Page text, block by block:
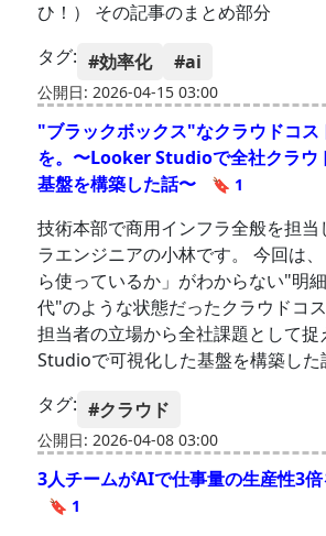
ひ！） その記事のまとめ部分
タグ: #効率化 #ai
公開日: 2026-04-15 03:00
"ブラックボックス"なクラウドコス
を。〜Looker Studioで全社クラウ
基盤を構築した話〜
🔖 1
技術本部で商用インフラ全般を担当
ラエンジニアの小林です。 今回は
ら使っているか」がわからない"明
代"のような状態だったクラウドコ
担当者の立場から全社課題として
Studioで可視化した基盤を構築した
タグ: #クラウド
公開日: 2026-04-08 03:00
3人チームがAIで仕事量の生産性3
🔖 1